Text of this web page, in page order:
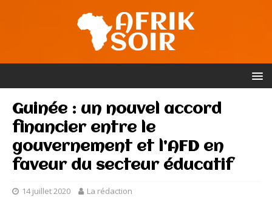
Guinée : un nouvel accord
financier entre le
gouvernement et l’AFD en
faveur du secteur éducatif
14 juillet 2020 La rédaction